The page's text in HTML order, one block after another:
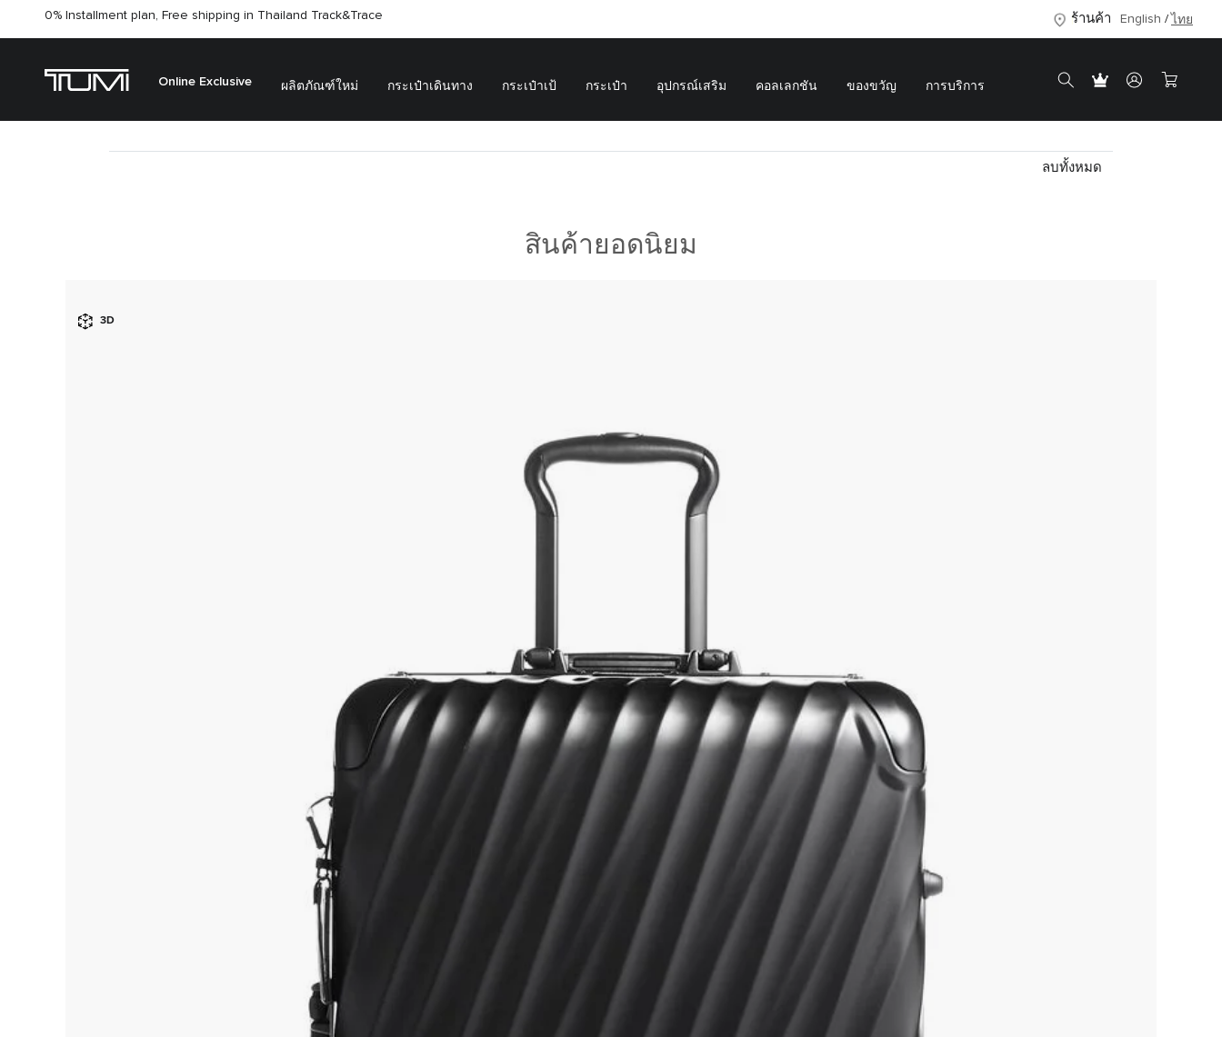
0% Installment plan, Free shipping in Thailand Track&Trace ร้านค้า English ไทย
Online Exclusive ผลิตภัณฑ์ใหม่ กระเป๋าเดินทาง กระเป๋าเป้ กระเป๋า อุปกรณ์เสริม คอลเลกชัน ของขวัญ การบริการ
ลบทั้งหมด
สินค้ายอดนิยม
3D